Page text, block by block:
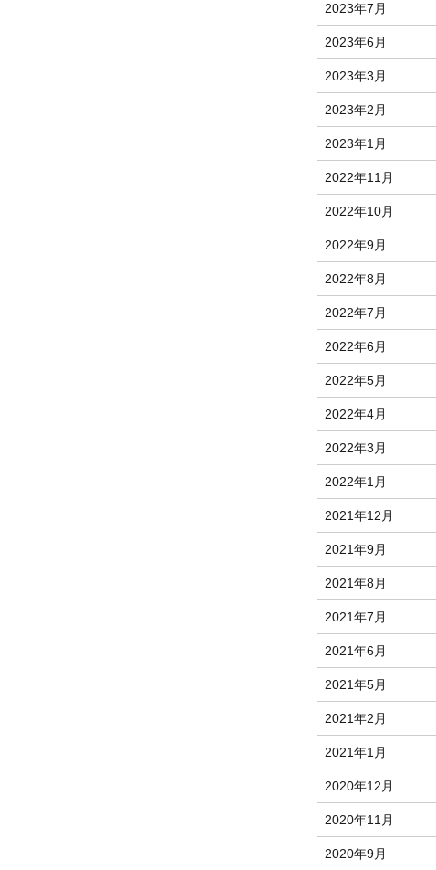
2023年7月
2023年6月
2023年3月
2023年2月
2023年1月
2022年11月
2022年10月
2022年9月
2022年8月
2022年7月
2022年6月
2022年5月
2022年4月
2022年3月
2022年1月
2021年12月
2021年9月
2021年8月
2021年7月
2021年6月
2021年5月
2021年2月
2021年1月
2020年12月
2020年11月
2020年9月